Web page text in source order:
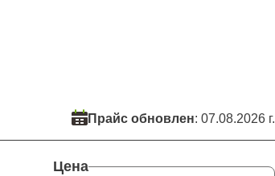
Прайс обновлен: 07.08.2026 г.
Цена